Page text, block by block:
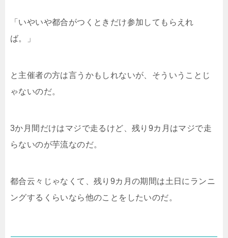
「いやいや都合がつくときだけ参加してもらえれ
ば。」
と主催者の方は言うかもしれないが、そういうことじ
ゃないのだ。
3か月間だけはマジで走るけど、残り9カ月はマジで走
らないのが芋流なのだ。
都合云々じゃなくて、残り9カ月の期間は土日にランニ
ングするくらいなら他のことをしたいのだ。